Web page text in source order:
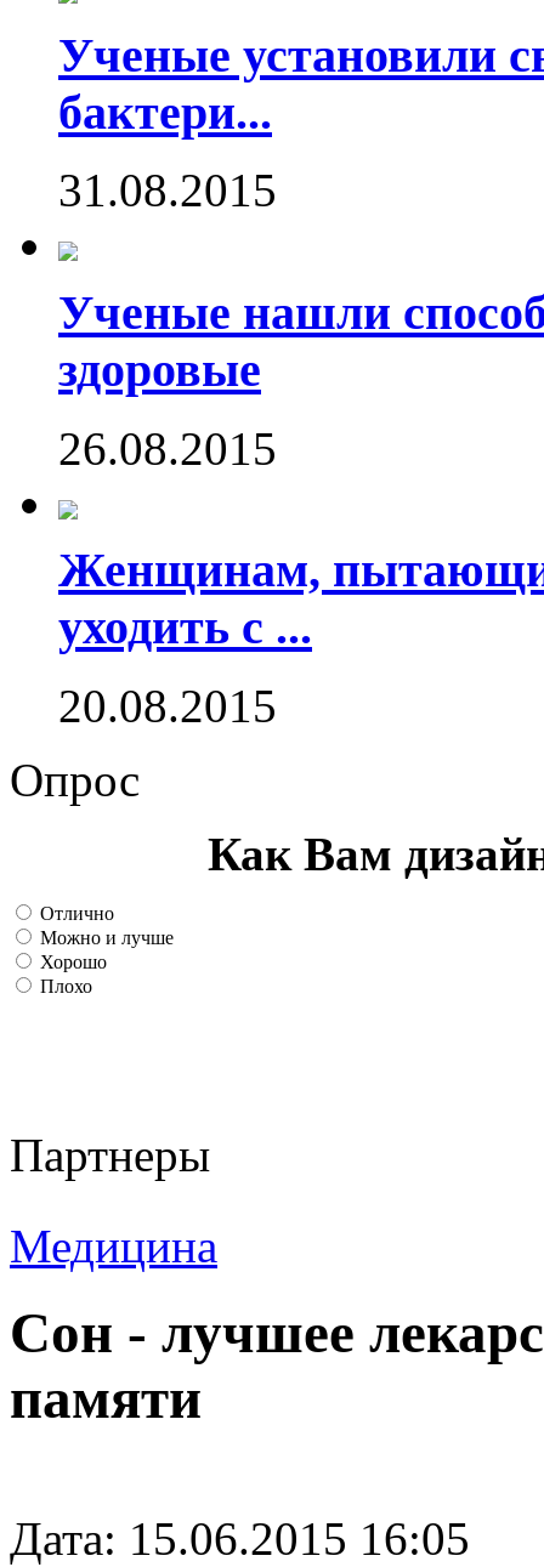
Ученые установили
бактери...
31.08.2015
Ученые нашли
здоровые
26.08.2015
Женщинам,
уходить с ...
20.08.2015
Опрос
Как Вам
Отлично
Можно и лучше
Хорошо
Плохо
Партнеры
Медицина
Сон - лучшее
памяти
Дата: 15.06.2015 16:05